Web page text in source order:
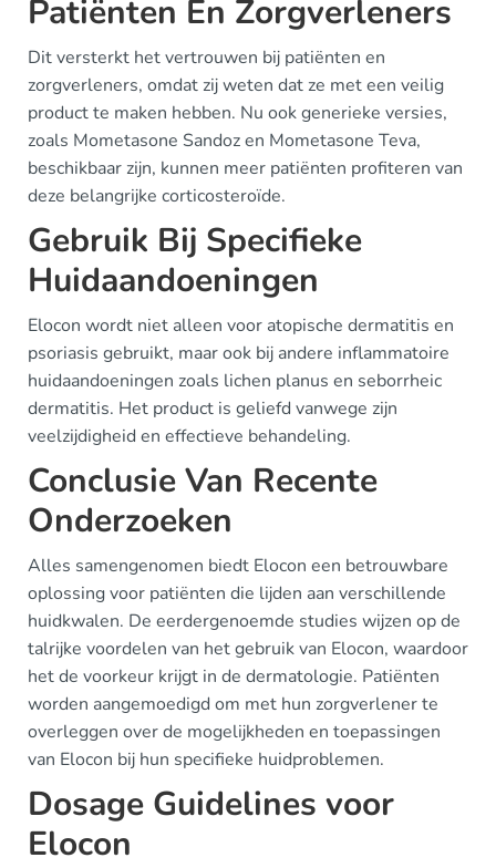
Patiënten En Zorgverleners
Dit versterkt het vertrouwen bij patiënten en
zorgverleners, omdat zij weten dat ze met een veilig
product te maken hebben. Nu ook generieke versies,
zoals Mometasone Sandoz en Mometasone Teva,
beschikbaar zijn, kunnen meer patiënten profiteren van
deze belangrijke corticosteroïde.
Gebruik Bij Specifieke
Huidaandoeningen
Elocon wordt niet alleen voor atopische dermatitis en
psoriasis gebruikt, maar ook bij andere inflammatoire
huidaandoeningen zoals lichen planus en seborrheic
dermatitis. Het product is geliefd vanwege zijn
veelzijdigheid en effectieve behandeling.
Conclusie Van Recente
Onderzoeken
Alles samengenomen biedt Elocon een betrouwbare
oplossing voor patiënten die lijden aan verschillende
huidkwalen. De eerdergenoemde studies wijzen op de
talrijke voordelen van het gebruik van Elocon, waardoor
het de voorkeur krijgt in de dermatologie. Patiënten
worden aangemoedigd om met hun zorgverlener te
overleggen over de mogelijkheden en toepassingen
van Elocon bij hun specifieke huidproblemen.
Dosage Guidelines voor
Elocon